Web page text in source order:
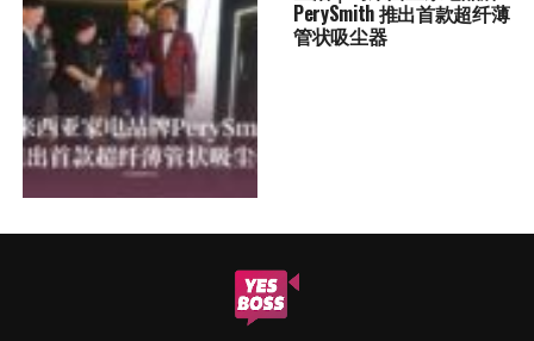
PerySmith 推出首款超纤薄
管状吸尘器